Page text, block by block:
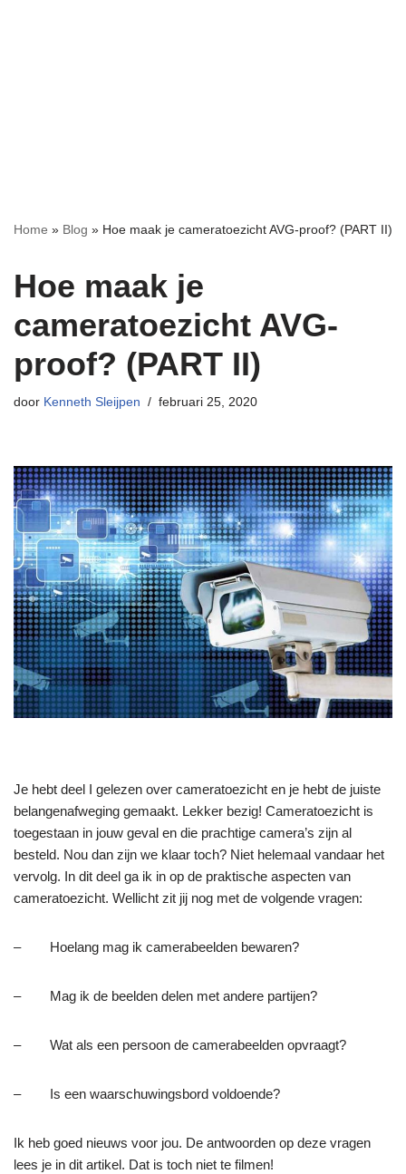
Home » Blog » Hoe maak je cameratoezicht AVG-proof? (PART II)
Hoe maak je
cameratoezicht AVG-
proof? (PART II)
door Kenneth Sleijpen februari 25, 2020
Je hebt deel I gelezen over cameratoezicht en je hebt de juiste
belangenafweging gemaakt. Lekker bezig! Cameratoezicht is
toegestaan in jouw geval en die prachtige camera’s zijn al
besteld. Nou dan zijn we klaar toch? Niet helemaal vandaar het
vervolg. In dit deel ga ik in op de praktische aspecten van
cameratoezicht. Wellicht zit jij nog met de volgende vragen:
– Hoelang mag ik camerabeelden bewaren?
– Mag ik de beelden delen met andere partijen?
– Wat als een persoon de camerabeelden opvraagt?
– Is een waarschuwingsbord voldoende?
Ik heb goed nieuws voor jou. De antwoorden op deze vragen
lees je in dit artikel. Dat is toch niet te filmen!